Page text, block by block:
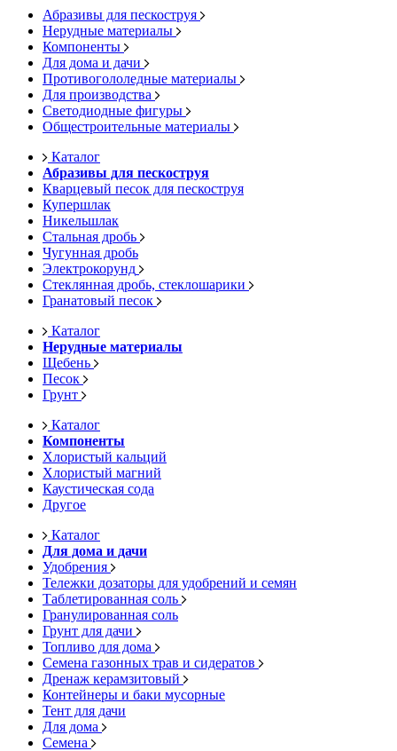
Абразивы для пескоструя
Нерудные материалы
Компоненты
Для дома и дачи
Противогололедные материалы
Для производства
Светодиодные фигуры
Общестроительные материалы
Каталог
Абразивы для пескоструя
Кварцевый песок для пескоструя
Купершлак
Никельшлак
Стальная дробь
Чугунная дробь
Электрокорунд
Стеклянная дробь, стеклошарики
Гранатовый песок
Каталог
Нерудные материалы
Щебень
Песок
Грунт
Каталог
Компоненты
Хлористый кальций
Хлористый магний
Каустическая сода
Другое
Каталог
Для дома и дачи
Удобрения
Тележки дозаторы для удобрений и семян
Таблетированная соль
Гранулированная соль
Грунт для дачи
Топливо для дома
Семена газонных трав и сидератов
Дренаж керамзитовый
Контейнеры и баки мусорные
Тент для дачи
Для дома
Семена